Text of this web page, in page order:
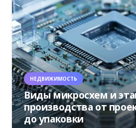
НЕДВИЖИМОСТЬ
Виды микросхем и
производства от
до упаковки